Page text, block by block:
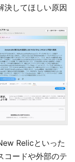
決してほしい原因
Relicといった
コードや外部のテ